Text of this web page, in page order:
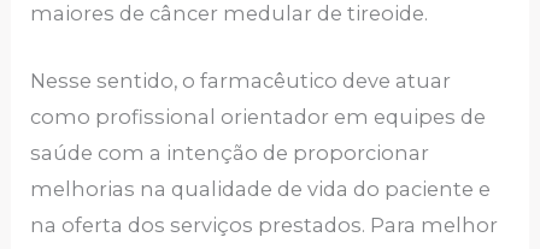
maiores de câncer medular de tireoide.
Nesse sentido, o farmacêutico deve atuar
como profissional orientador em equipes de
saúde com a intenção de proporcionar
melhorias na qualidade de vida do paciente e
na oferta dos serviços prestados. Para melhor